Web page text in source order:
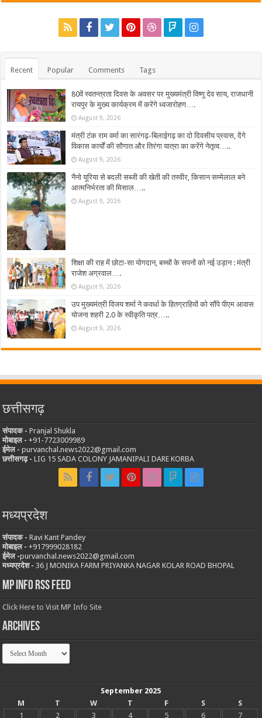
Recent Popular Comments Tags
80वें स्वतन्त्रता दिवस के अवसर पर मुख्यमंत्री विष्णु देव साय, राजधानी
रायपुर के मुख्य कार्यक्रम में करेंगे ध्वजारोहण….
August 9, 2026
मंत्री टंक राम वर्मा का सारंगढ़-बिलाईगढ़ का दो दिवसीय प्रवास, देंगे
विकास कार्यों की सौगात और तिरंगा यात्रा का करेंगे नेतृत्व…..
August 9, 2026
नैनो यूरिया से बदली सब्जी की खेती की तस्वीर, किसान सम्मेलाल बने
आत्मनिर्भरता की मिसाल…..
August 9, 2026
शिक्षा की राह में छोटा-सा योगदान, बच्चों के सपनों को नई उड़ान : मंत्री
राजेश अग्रवाल….
August 9, 2026
उप मुख्यमंत्री विजय शर्मा ने कवर्धा के हितग्राहियों को सौंपे पीएम आवास
योजना शहरी 2.0 के स्वीकृति पत्र…..
August 9, 2026
छत्तीसगढ़
संपादक - Pranjal Shukla
मोबाइल - ‪+91-7723009989
ईमेल - purvanchal.news2022@gmail.com
छत्तीसगढ़ - LIG 15 SADA COLONY JAMANIPALI DARE KORBA
मध्यप्रदेश
संपादक - Ravi Kant Pandey
मोबाइल - ‪+917999028182
ईमेल -purvanchal.news2022@gmail.com
मध्यप्रदेश -36 J MONIKA FARM PRIYANKA NAGAR KOLAR ROAD BHOPAL
MP Info RSS Feed
Click Here to Visit MP Info Site
Archives
Archives
September 2025
M
T W T F S
S
1
2 3 4 5 6 7